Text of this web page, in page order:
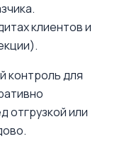
клиентов и
контроль для
отгрузкой или